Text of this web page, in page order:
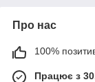
Про нас
100%
Працює з